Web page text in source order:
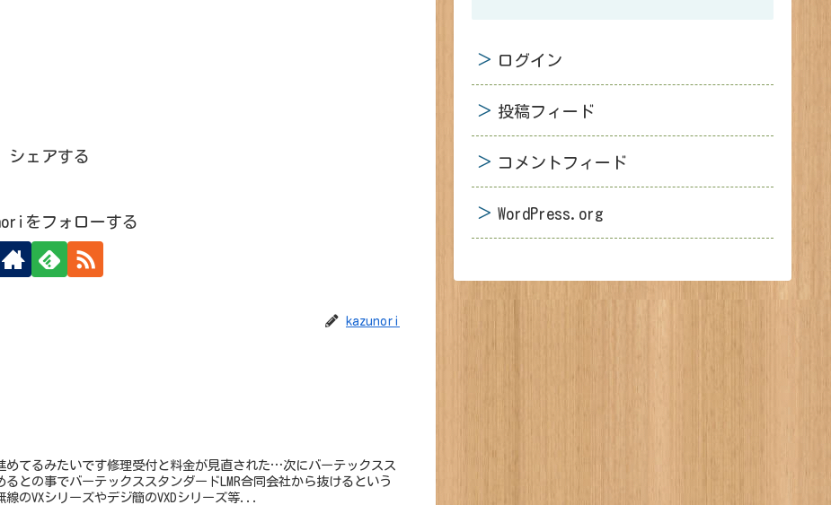
シェアする
をフォローする
kazunori
めてるみたいです修理受付と料金が見直された…次にバーテックスス
との事でバーテックススタンダードLMR合同会社から抜けるという
のVXシリーズやデジ簡のVXDシリーズ等...
ログイン
投稿フィード
コメントフィード
WordPress.org